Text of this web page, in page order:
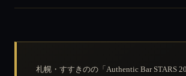
札幌・すすきのの「Authentic Bar STARS